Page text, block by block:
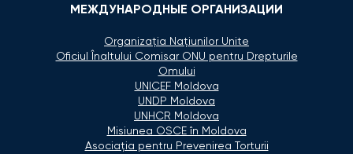
МЕЖДУНАРОДНЫЕ ОРГАНИЗАЦИИ
Organizaţia Naţiunilor Unite
Oficiul Înaltului Comisar ONU pentru Drepturile
Omului
UNICEF Moldova
UNDP Moldova
UNHCR Moldova
Misiunea OSCE în Moldova
Asociaţia pentru Prevenirea Torturii